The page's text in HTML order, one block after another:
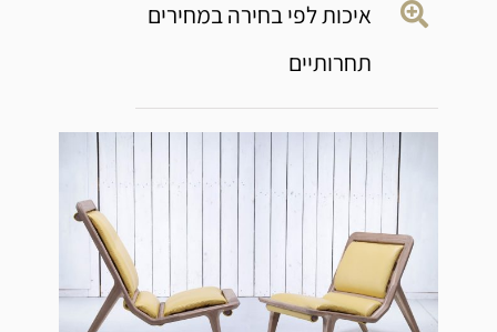
איכות לפי בחירה במחירים
תחרותיים